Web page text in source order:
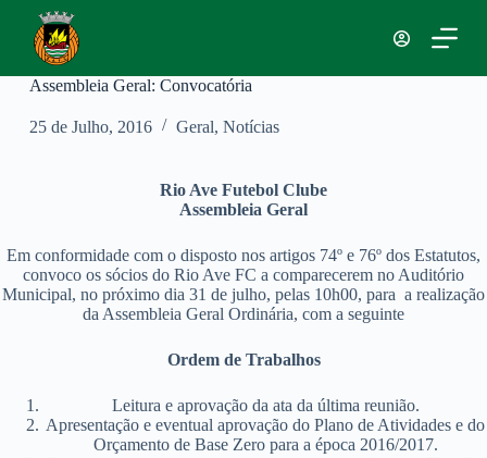
a
n
t
e
Assembleia Geral: Convocatória
25 de Julho, 2016 Geral, Notícias
Rio Ave Futebol Clube
Assembleia Geral
Em conformidade com o disposto nos artigos 74º e 76º dos Estatutos,
convoco os sócios do Rio Ave FC a comparecerem no Auditório
Municipal, no próximo dia 31 de julho, pelas 10h00, para a realização
da Assembleia Geral Ordinária, com a seguinte
Ordem de Trabalhos
Leitura e aprovação da ata da última reunião.
Apresentação e eventual aprovação do Plano de Atividades e do
Orçamento de Base Zero para a época 2016/2017.